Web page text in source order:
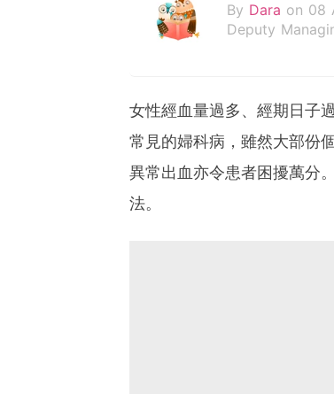
By Dara on 08
Deputy
女性經血量過多、經期日子過
常見的婦科病，雖然大部份
異常出血亦令患者困擾萬分
法。